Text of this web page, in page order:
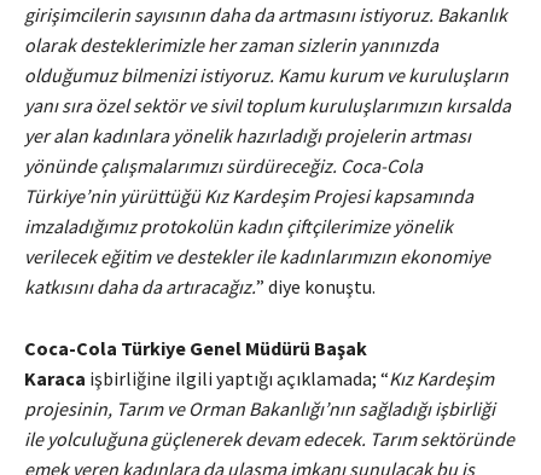
girişimcilerin sayısının daha da artmasını istiyoruz. Bakanlık
olarak desteklerimizle her zaman sizlerin yanınızda
olduğumuz bilmenizi istiyoruz. Kamu kurum ve kuruluşların
yanı sıra özel sektör ve sivil toplum kuruluşlarımızın kırsalda
yer alan kadınlara yönelik hazırladığı projelerin artması
yönünde çalışmalarımızı sürdüreceğiz. Coca-Cola
Türkiye’nin yürüttüğü Kız Kardeşim Projesi kapsamında
imzaladığımız protokolün kadın çiftçilerimize yönelik
verilecek eğitim ve destekler ile kadınlarımızın ekonomiye
katkısını daha da artıracağız.” diye konuştu.
Coca-Cola Türkiye Genel Müdürü Başak
Karaca işbirliğine ilgili yaptığı açıklamada; “Kız Kardeşim
projesinin, Tarım ve Orman Bakanlığı’nın sağladığı işbirliği
ile yolculuğuna güçlenerek devam edecek. Tarım sektöründe
emek veren kadınlara da ulaşma imkanı sunulacak bu iş